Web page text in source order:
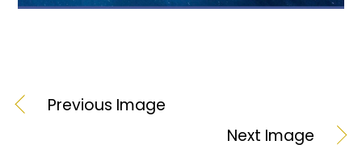
Previous Image
Next Image